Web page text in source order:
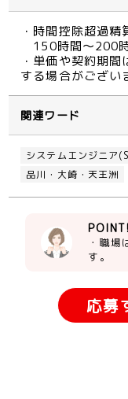
・時間控除超過精
150時間～200
・単価や契約期
する場合がござい
関連ワード
システムエンジニア
品川・大崎・天王洲
POINT!
・職場
す。
応募